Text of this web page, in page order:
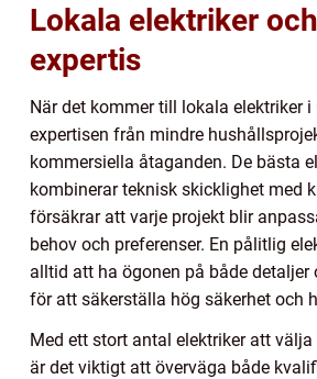
Lokala elektriker
expertis
När det kommer till lokala elektriker i
expertisen från mindre
kommersiella åtaganden. De bästa
kombinerar teknisk skicklighet med
försäkrar att varje projekt blir
behov och preferenser. En pålitlig
alltid att ha ögonen på både detaljer
för att säkerställa hög säkerhet och
Med ett stort antal elektriker att
är det viktigt att överväga både